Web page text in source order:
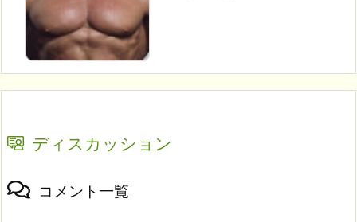
ディスカッション
コメント一覧